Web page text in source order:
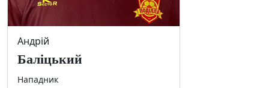
Андрій
Баліцький
Нападник